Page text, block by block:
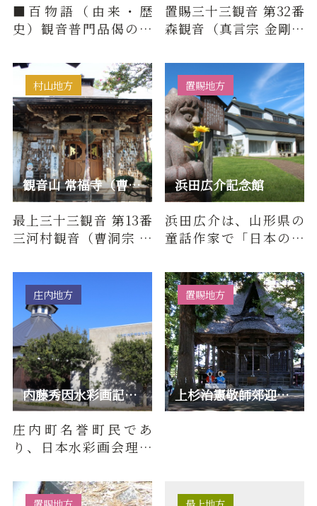
■百物語（由来・歴
史）観音普門品偈の中
受して持地院と名づけ
た。本尊の…
置賜三十三観音 第32番
森観音（真言宗 金剛山
物語（由来・歴史）享
保3年…
観音山 常福寺（曹洞宗）/ 最上三十三観音 第13番 三河村観音
村山地方
最上三十三観音 第13番
三河村観音（曹洞宗 観
■百物語（由来・歴
史）参…
浜田広介記念館
置賜地方
浜田広介は、山形県の
童話作家で「日本のア
れています。日本の児童
文学の…
内藤秀因水彩画記念館
庄内地方
庄内町名誉町民であ
り、日本水彩画会理事
（1890～1987）の水彩
画約2,000点…
上杉治憲敬師郊迎跡（羽黒神社）
置賜地方